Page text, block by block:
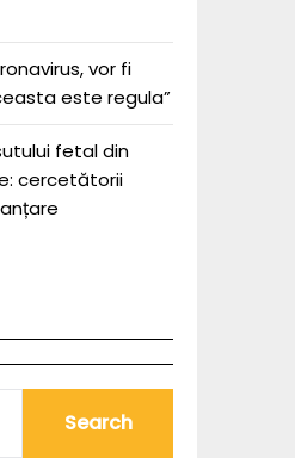
vor fi
este regula”
fetal din
cercetătorii